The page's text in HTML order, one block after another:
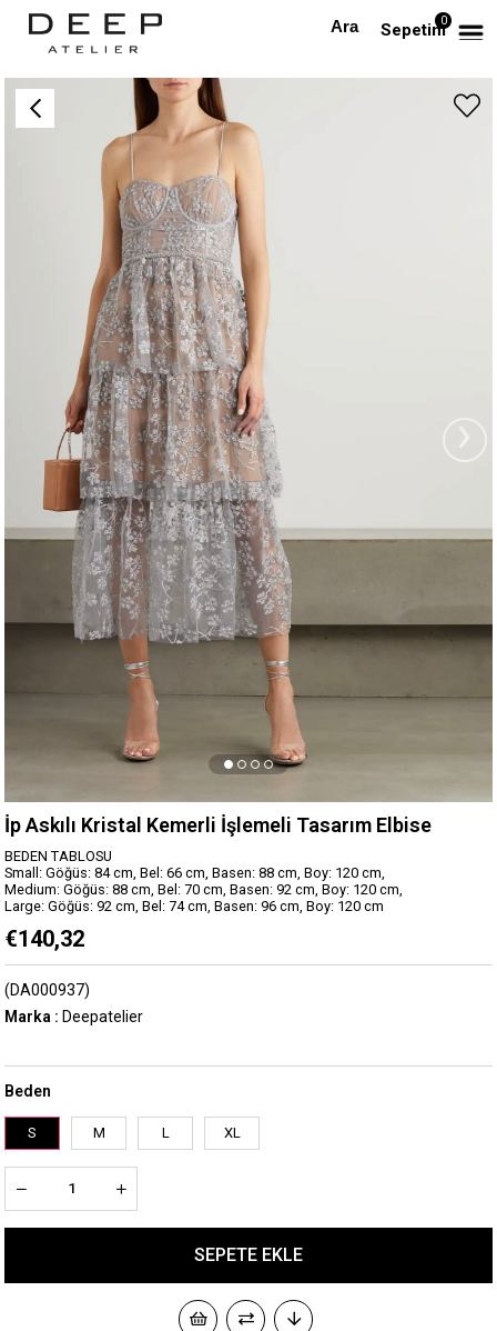
Sepetim0
Anasayfa TÜM ELBİSELER İp Askılı Kristal Kemerli İşlemeli Tasarım Elbise
›
İp Askılı Kristal Kemerli İşlemeli Tasarım Elbise
BEDEN TABLOSU
Small: Göğüs: 84 cm, Bel: 66 cm, Basen: 88 cm, Boy: 120 cm,
Medium: Göğüs: 88 cm, Bel: 70 cm, Basen: 92 cm, Boy: 120 cm,
Large: Göğüs: 92 cm, Bel: 74 cm, Basen: 96 cm, Boy: 120 cm
€140,32
(DA000937)
Marka : Deepatelier
Beden
S M L XL